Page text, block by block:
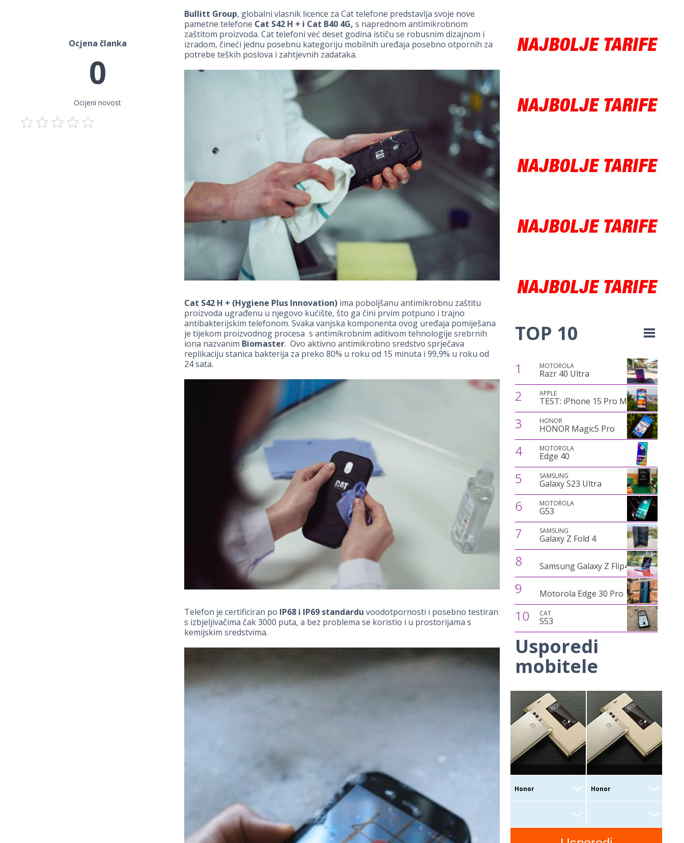
Ocjena članka
0
Ocijeni novost
Bullitt Group, globalni vlasnik licence za Cat telefone predstavlja svoje nove
pametne telefone Cat S42 H + i Cat B40 4G, s naprednom antimikrobnom
zaštitom proizvoda. Cat telefoni već deset godina ističu se robusnim dizajnom i
izradom, čineći jednu posebnu kategoriju mobilnih uređaja posebno otpornih za
potrebe teških poslova i zahtjevnih zadataka.
Cat S42 H + (Hygiene Plus Innovation)ima poboljšanu antimikrobnu zaštitu
proizvoda ugrađenu u njegovo kućište, što ga čini prvim potpuno i trajno
antibakterijskim telefonom. Svaka vanjska komponenta ovog uređaja pomiješana
je tijekom proizvodnog procesa s antimikrobnim aditivom tehnologije srebrnih
iona nazvanim Biomaster. Ovo aktivno antimikrobno sredstvo sprječava
replikaciju stanica bakterija za preko 80% u roku od 15 minuta i 99,9% u roku od
24 sata.
Telefon je certificiran po IP68 i IP69 standardu voodotpornosti i posebno testiran
s izbjeljivačima čak 3000 puta, a bez problema se koristio i u prostorijama s
kemijskim sredstvima.
TOP 10
1 MOTOROLA
Razr 40 Ultra
2 APPLE
TEST: iPhone 15 Pro Max
3 HONOR
HONOR Magic5 Pro
4 MOTOROLA
Edge 40
5 SAMSUNG
Galaxy S23 Ultra
6 MOTOROLA
G53
7 SAMSUNG
Galaxy Z Fold 4
8 Samsung Galaxy Z Flip4
9 Motorola Edge 30 Pro
10 CAT
S53
Usporedi
mobitele